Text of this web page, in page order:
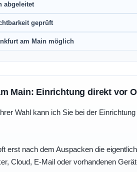
abgeleitet
geprüft
am Main möglich
Main: Einrichtung direkt vor
Wahl kann ich Sie bei der
erst nach dem Auspacken die
Cloud, E-Mail oder vorhandenen